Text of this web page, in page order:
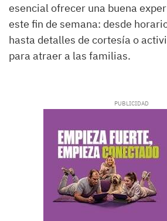
esencial ofrecer una buena
este fin de semana: desde
hasta detalles de cortesía o
para atraer a las familias.